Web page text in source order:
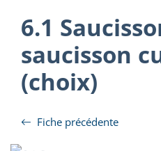
6.1
saucisson
(choix)
Fiche précédente